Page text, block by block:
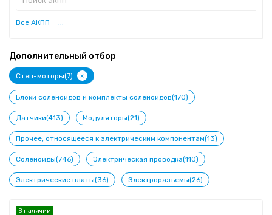
Все АКПП ...
Дополнительный отбор
Степ-моторы(7) +
Блоки соленоидов и комплекты соленоидов(170)
Датчики(413) Модуляторы(21)
Прочее, относящееся к электрическим компонентам(13)
Соленоиды(746) Электрическая проводка(110)
Электрические платы(36) Электроразъемы(26)
В наличии